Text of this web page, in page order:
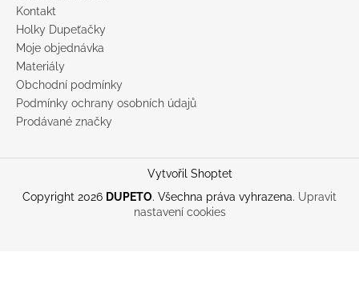
Kontakt
Holky Dupeťačky
Moje objednávka
Materiály
Obchodní podmínky
Podmínky ochrany osobních údajů
Prodávané značky
Vytvořil Shoptet
Copyright 2026 DUPETO. Všechna práva vyhrazena. Upravit
nastavení cookies